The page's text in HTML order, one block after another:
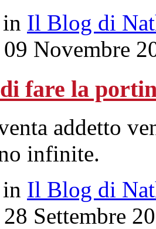
Il Blog di
Novembre
fare la
addetto
infinite.
Il Blog di
Settembre